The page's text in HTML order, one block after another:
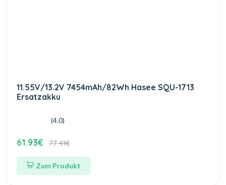
11.55V/13.2V 7454mAh/82Wh Hasee SQU-1713
Ersatzakku
(4.0)
61.93€ 77.41€
Zum Produkt